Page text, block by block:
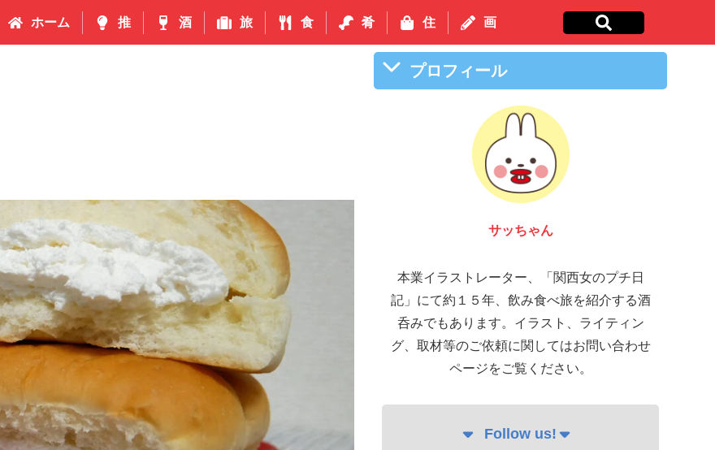
ホーム 推 酒 旅 食 肴 住 画
プロフィール
富 圭愛
本業イラストレーター、「関西女のプチ日
記」にて約１５年、飲み食べ旅を紹介する酒
呑みでもあります。イラスト、ライティン
グ、取材等のご依頼に関してはお問い合わせ
ページをご覧ください。
Follow us!